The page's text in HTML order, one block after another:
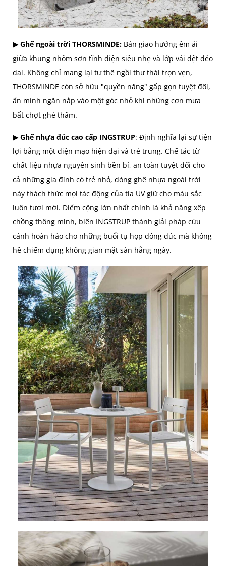
▶ Ghế ngoài trời THORSMINDE: Bản giao hưởng êm ái
giữa khung nhôm sơn tĩnh điện siêu nhẹ và lớp vải dệt dẻo
dai. Không chỉ mang lại tư thế ngồi thư thái trọn vẹn,
THORSMINDE còn sở hữu "quyền năng" gấp gọn tuyệt đối,
ẩn mình ngăn nắp vào một góc nhỏ khi những cơn mưa
bất chợt ghé thăm.
▶ Ghế nhựa đúc cao cấp INGSTRUP: Định nghĩa lại sự tiện
lợi bằng một diện mạo hiện đại và trẻ trung. Chế tác từ
chất liệu nhựa nguyên sinh bền bỉ, an toàn tuyệt đối cho
cả những gia đình có trẻ nhỏ, dòng ghế nhựa ngoài trời
này thách thức mọi tác động của tia UV giữ cho màu sắc
luôn tươi mới. Điểm cộng lớn nhất chính là khả năng xếp
chồng thông minh, biến INGSTRUP thành giải pháp cứu
cánh hoàn hảo cho những buổi tụ họp đông đúc mà không
hề chiếm dụng không gian mặt sàn hằng ngày.